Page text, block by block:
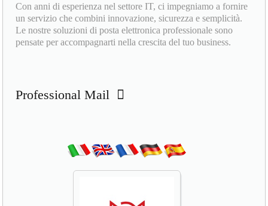
Con anni di esperienza nel settore IT, ci impegniamo a fornire
un servizio che combini innovazione, sicurezza e semplicità.
Le nostre soluzioni di posta elettronica professionale sono
pensate per accompagnarti nella crescita del tuo business.
Professional Mail